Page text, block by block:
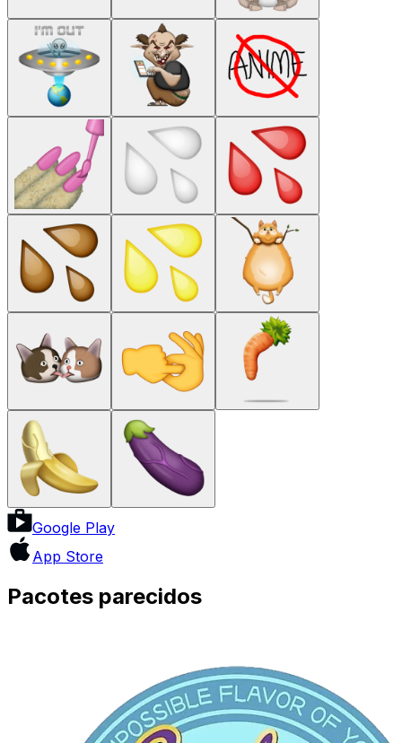
Google Play
App Store
Pacotes parecidos